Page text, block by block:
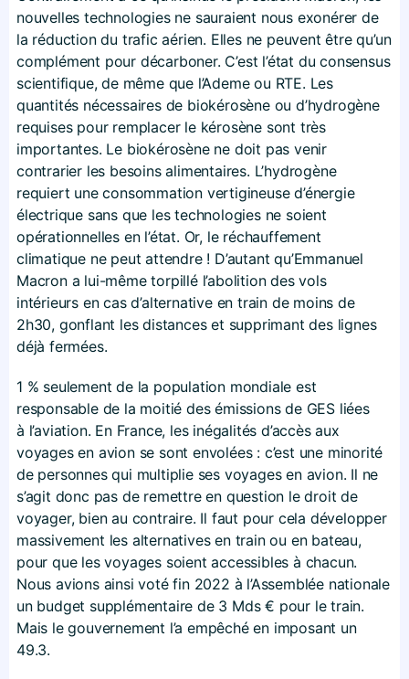
nouvelles technologies ne sauraient nous exonérer de
la réduction du trafic aérien. Elles ne peuvent être qu’un
complément pour décarboner. C’est l’état du consensus
scientifique, de même que l’Ademe ou RTE. Les
quantités nécessaires de biokérosène ou d’hydrogène
requises pour remplacer le kérosène sont très
importantes. Le biokérosène ne doit pas venir
contrarier les besoins alimentaires. L’hydrogène
requiert une consommation vertigineuse d’énergie
électrique sans que les technologies ne soient
opérationnelles en l’état. Or, le réchauffement
climatique ne peut attendre ! D’autant qu’Emmanuel
Macron a lui-même torpillé l’abolition des vols
intérieurs en cas d’alternative en train de moins de
2h30, gonflant les distances et supprimant des lignes
déjà fermées.
1 % seulement de la population mondiale est
responsable de la moitié des émissions de GES liées
à l’aviation. En France, les inégalités d’accès aux
voyages en avion se sont envolées : c’est une minorité
de personnes qui multiplie ses voyages en avion. Il ne
s’agit donc pas de remettre en question le droit de
voyager, bien au contraire. Il faut pour cela développer
massivement les alternatives en train ou en bateau,
pour que les voyages soient accessibles à chacun.
Nous avions ainsi voté fin 2022 à l’Assemblée nationale
un budget supplémentaire de 3 Mds € pour le train.
Mais le gouvernement l’a empêché en imposant un
49.3.